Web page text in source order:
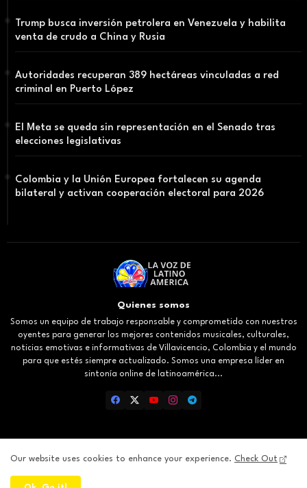
Trump busca inversión petrolera en Venezuela y habilita
venta de crudo a China y Rusia
Autoridades recuperan 389 hectáreas vinculadas a red
criminal en Puerto López
El Meta se queda sin representación en el Senado tras
elecciones legislativas
Colombia y la Unión Europea fortalecen su agenda
bilateral y activan cooperación electoral para 2026
Quienes somos
Somos un equipo de trabajo responsable y comprometido con nuestros
oyentes para generar los mejores contenidos musicales, culturales,
noticias emotivas e informativas de Villavicencio, Colombia y el mundo
para que estés siempre actualizado. Somos una empresa líder en
sintonía online de latinoamérica...
Inicio About Contact us Privacy Policy
Our website uses cookies to enhance your experience. Check Out